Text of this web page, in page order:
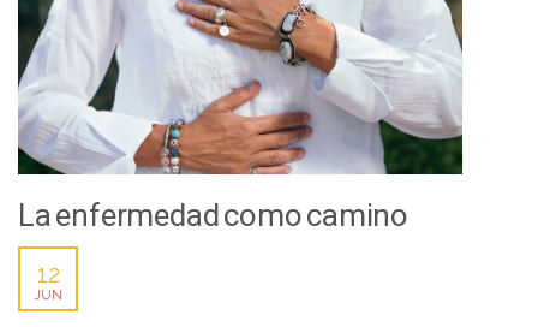
La enfermedad como camino
12
JUN